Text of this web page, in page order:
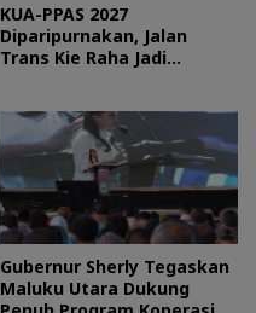
KUA-PPAS 2027
Diparipurnakan, Jalan
Trans Kie Raha Jadi
Gubernur Sherly Tegaskan
Maluku Utara Dukung